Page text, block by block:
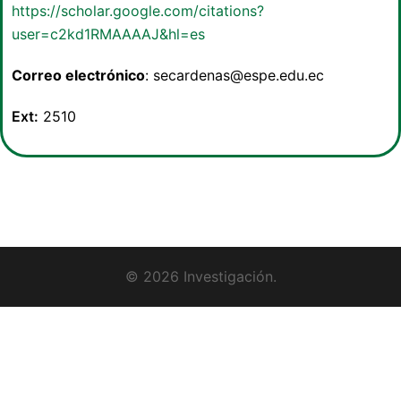
https://scholar.google.com/citations?
user=c2kd1RMAAAAJ&hl=es
Correo electrónico: secardenas@espe.edu.ec
Ext: 2510
© 2026 Investigación.